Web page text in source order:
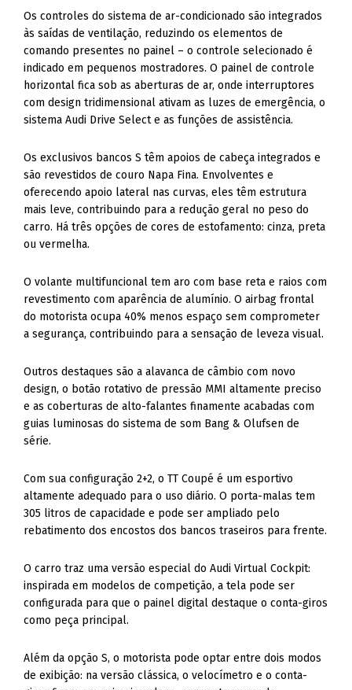
Os controles do sistema de ar-condicionado são integrados
às saídas de ventilação, reduzindo os elementos de
comando presentes no painel – o controle selecionado é
indicado em pequenos mostradores. O painel de controle
horizontal fica sob as aberturas de ar, onde interruptores
com design tridimensional ativam as luzes de emergência, o
sistema Audi Drive Select e as funções de assistência.
Os exclusivos bancos S têm apoios de cabeça integrados e
são revestidos de couro Napa Fina. Envolventes e
oferecendo apoio lateral nas curvas, eles têm estrutura
mais leve, contribuindo para a redução geral no peso do
carro. Há três opções de cores de estofamento: cinza, preta
ou vermelha.
O volante multifuncional tem aro com base reta e raios com
revestimento com aparência de alumínio. O airbag frontal
do motorista ocupa 40% menos espaço sem comprometer
a segurança, contribuindo para a sensação de leveza visual.
Outros destaques são a alavanca de câmbio com novo
design, o botão rotativo de pressão MMI altamente preciso
e as coberturas de alto-falantes finamente acabadas com
guias luminosas do sistema de som Bang & Olufsen de
série.
Com sua configuração 2+2, o TT Coupé é um esportivo
altamente adequado para o uso diário. O porta-malas tem
305 litros de capacidade e pode ser ampliado pelo
rebatimento dos encostos dos bancos traseiros para frente.
O carro traz uma versão especial do Audi Virtual Cockpit:
inspirada em modelos de competição, a tela pode ser
configurada para que o painel digital destaque o conta-giros
como peça principal.
Além da opção S, o motorista pode optar entre dois modos
de exibição: na versão clássica, o velocímetro e o conta-